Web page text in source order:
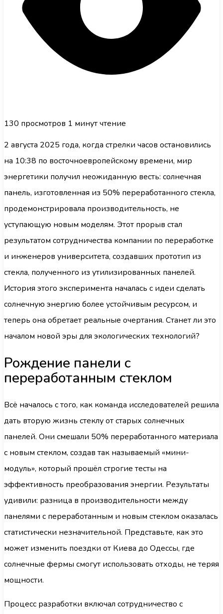
130 просмотров 1 минут чтение
2 августа 2025 года, когда стрелки часов остановились
на 10:38 по восточноевропейскому времени, мир
энергетики получил неожиданную весть: солнечная
панель, изготовленная из 50% переработанного стекла,
продемонстрировала производительность, не
уступающую новым моделям. Этот прорыв стал
результатом сотрудничества компании по переработке
и инженеров университета, создавших прототип из
стекла, полученного из утилизированных панелей.
История этого эксперимента началась с идеи сделать
солнечную энергию более устойчивым ресурсом, и
теперь она обретает реальные очертания. Станет ли это
началом новой эры для экологических технологий?
Рождение панели с
переработанным стеклом
Всё началось с того, как команда исследователей решила
дать вторую жизнь стеклу от старых солнечных
панелей. Они смешали 50% переработанного материала
с новым стеклом, создав так называемый «мини-
модуль», который прошёл строгие тесты на
эффективность преобразования энергии. Результаты
удивили: разница в производительности между
панелями с переработанным и новым стеклом оказалась
статистически незначительной. Представьте, как это
может изменить поездки от Киева до Одессы, где
солнечные фермы смогут использовать отходы, не теряя
мощности.
Процесс разработки включал сотрудничество с